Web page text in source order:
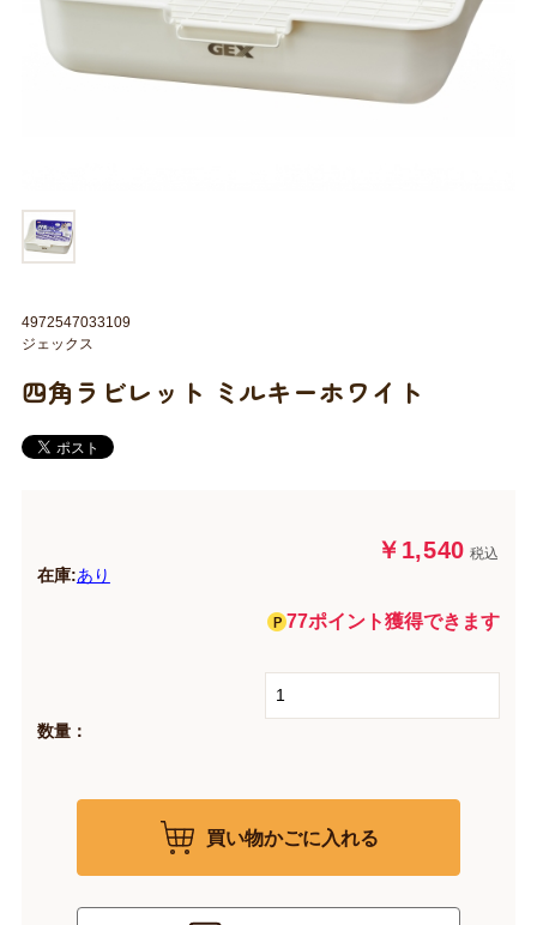
四角ラビレット ミルキーホワイト
￥1,540 税込
在庫:あり
77ポイント獲得できます
数量：
買い物かごに入れる
4972547033109
ジェックス